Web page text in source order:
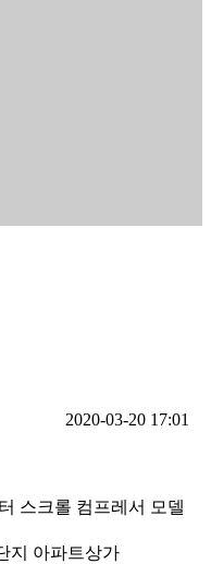
2020-03-20 17:01
스크롤 컴프레서 모델
지 아파트상가